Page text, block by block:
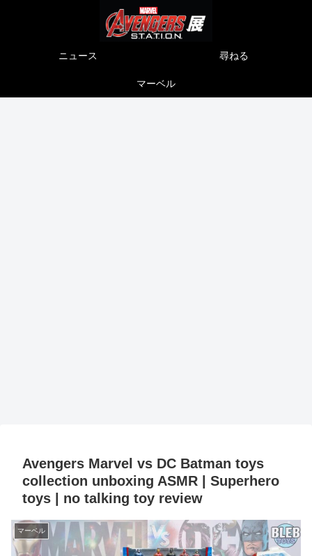
ニュース 尋ねる
マーベル
Avengers Marvel vs DC Batman toys
collection unboxing ASMR | Superhero
toys | no talking toy review
マーベル